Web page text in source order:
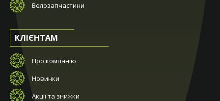
Велозапчастини
КЛІЄНТАМ
Про компанію
Новинки
Акції та знижки